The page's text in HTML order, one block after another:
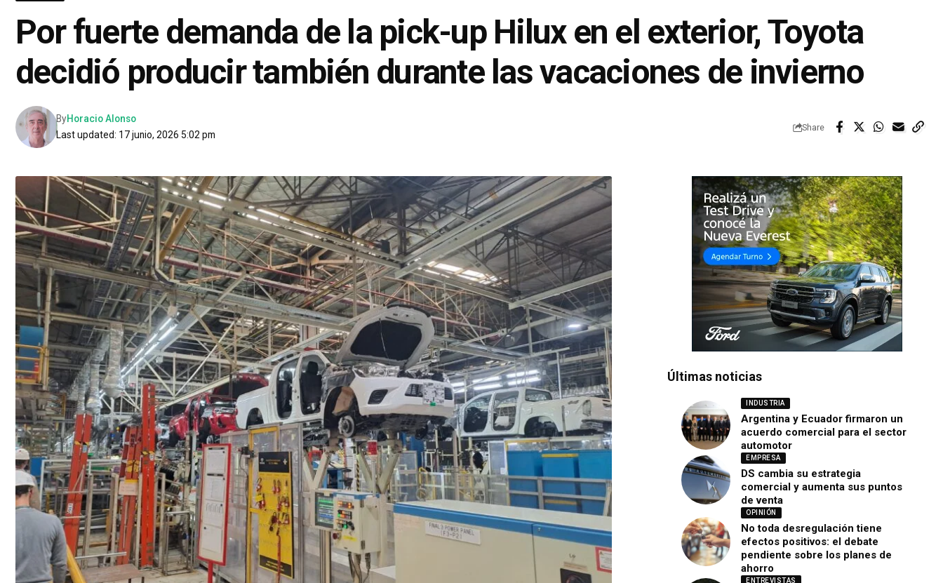
Por fuerte demanda de la pick-up Hilux en el exterior, Toyota
decidió producir también durante las vacaciones de invierno
Last updated: 17 junio, 2026 5:02 pm
ByHoracio Alonso
Share
Últimas noticias
INDUSTRIA
Argentina y Ecuador firmaron un
acuerdo comercial para el sector
automotor
EMPRESA
DS cambia su estrategia
comercial y aumenta sus puntos
de venta
OPINIÓN
No toda desregulación tiene
efectos positivos: el debate
pendiente sobre los planes de
ahorro
ENTREVISTAS